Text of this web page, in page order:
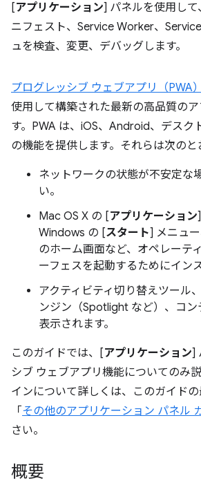
[アプリケーション] パネルを使用し
ニフェスト、Service Worker、
ュを検査、変更、デバッグします。
プログレッシブ ウェブアプリ（PWA）
使用して構築された最新の高品質の
す。PWA は、iOS、Android、デスク
の機能を提供します。それらは次のと
ネットワークの状態が不安定な
い。
Mac OS X の [アプリケーション
Windows の [スタート] メニュ
のホーム画面など、オペレーテ
ーフェスを起動するためにイン
アクティビティ切り替えツール
ンジン（Spotlight など）、コ
表示されます。
このガイドでは、[アプリケーション]
シブ ウェブアプリ機能についてのみ
インについて詳しくは、このガイド
「 その他のアプリケーション パネル
さい。
概要